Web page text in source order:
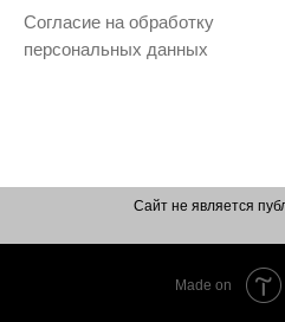
Согласие на обработку
персональных данных
Сайт не является
Made on